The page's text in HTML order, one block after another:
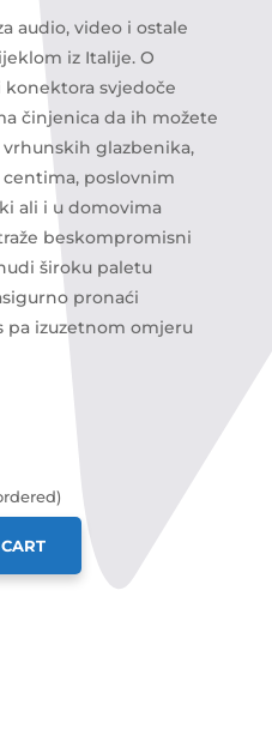
audio, video i ostale
iz Italije. O
konektora svjedoče
činjenica da ih možete
glazbenika,
poslovnim
ali i u domovima
beskompromisni
široku paletu
pronaći
pa izuzetnom omjeru